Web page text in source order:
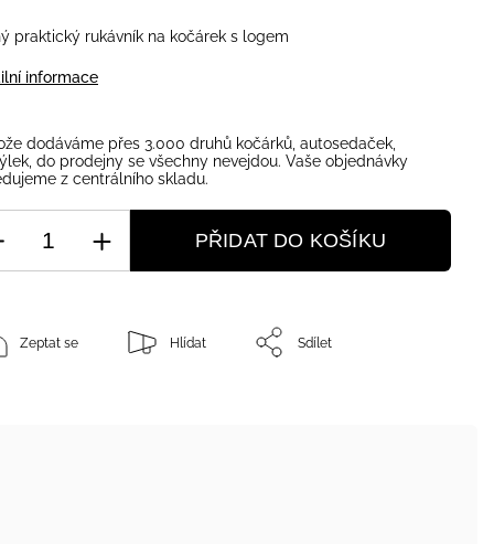
praktický rukávník na kočárek s logem
informace
dodáváme přes 3.000 druhů kočárků, autosedaček,
do prodejny se všechny nevejdou. Vaše objednávky
z centrálního skladu.
PŘIDAT DO KOŠÍKU
Zeptat se Hlídat Sdílet